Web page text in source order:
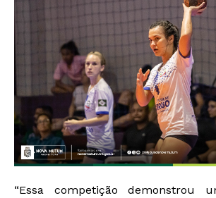
“Essa competição demonstrou